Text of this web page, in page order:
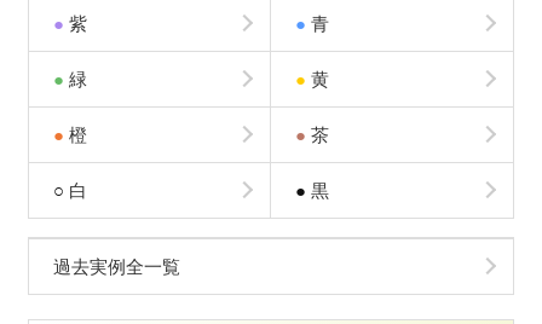
● 紫 ● 青
● 緑 ● 黄
● 橙 ● 茶
○ 白 ● 黒
過去実例全一覧